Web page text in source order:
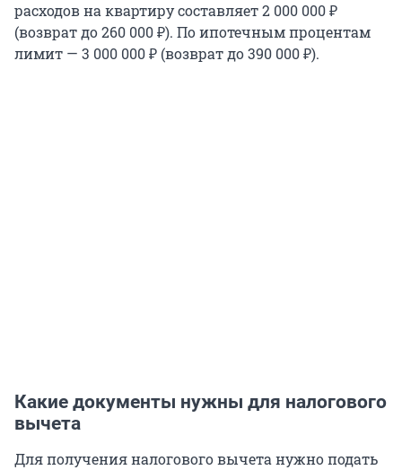
расходов на квартиру составляет2 000 000₽
(возврат до260 000₽). По ипотечным процентам
лимит — 3 000 000₽ (возврат до390 000₽).
Какие документы нужны для налогового
вычета
Для получения налогового вычета нужно подать